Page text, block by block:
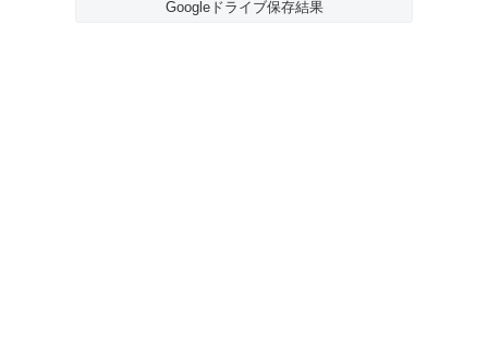
Googleドライブ保存結果